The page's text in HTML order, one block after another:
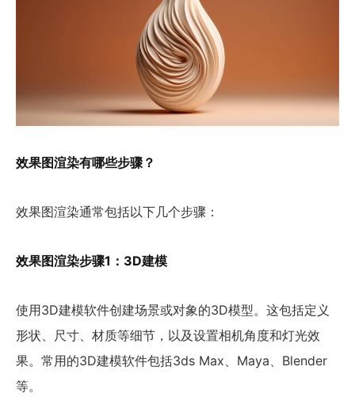
效果图渲染有哪些步骤？
效果图渲染通常包括以下几个步骤：
效果图渲染步骤1：3D建模
使用3D建模软件创建场景或对象的3D模型。这包括定义
形状、尺寸、材质等细节，以及设置相机角度和灯光效
果。常用的3D建模软件包括3ds Max、Maya、Blender
等。